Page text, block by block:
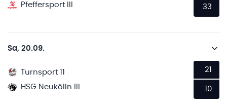
Pfeffersport III
33
Sa, 20.09.
Turnsport 11
HSG Neukölln III
21
10